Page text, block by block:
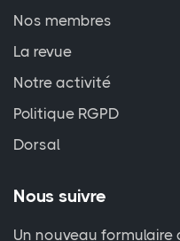
Nos membres
La revue
Notre activité
Politique RGPD
Dorsal
Nous suivre
Un nouveau